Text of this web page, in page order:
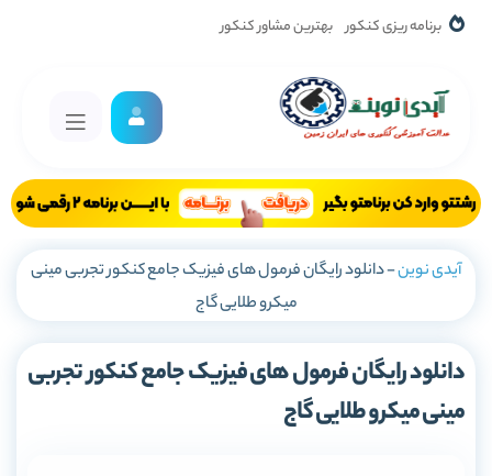
برنامه ریزی کنکور بهترین مشاور کنکور
آیدی نوین-دانلود رایگان فرمول های فیزیک جامع کنکور تجربی مینی
میکرو طلایی گاج
دانلود رایگان فرمول های فیزیک جامع کنکور تجربی
مینی میکرو طلایی گاج